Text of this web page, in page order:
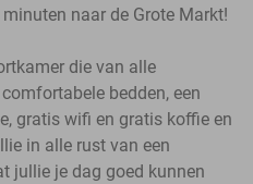
naar de Grote Markt!
die van alle
bedden, een
gratis wifi en gratis koffie en
in alle rust van een
jullie je dag goed kunnen